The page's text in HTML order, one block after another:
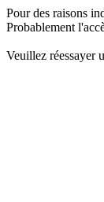
Pour des raisons
Probablement
Veuillez réessayer